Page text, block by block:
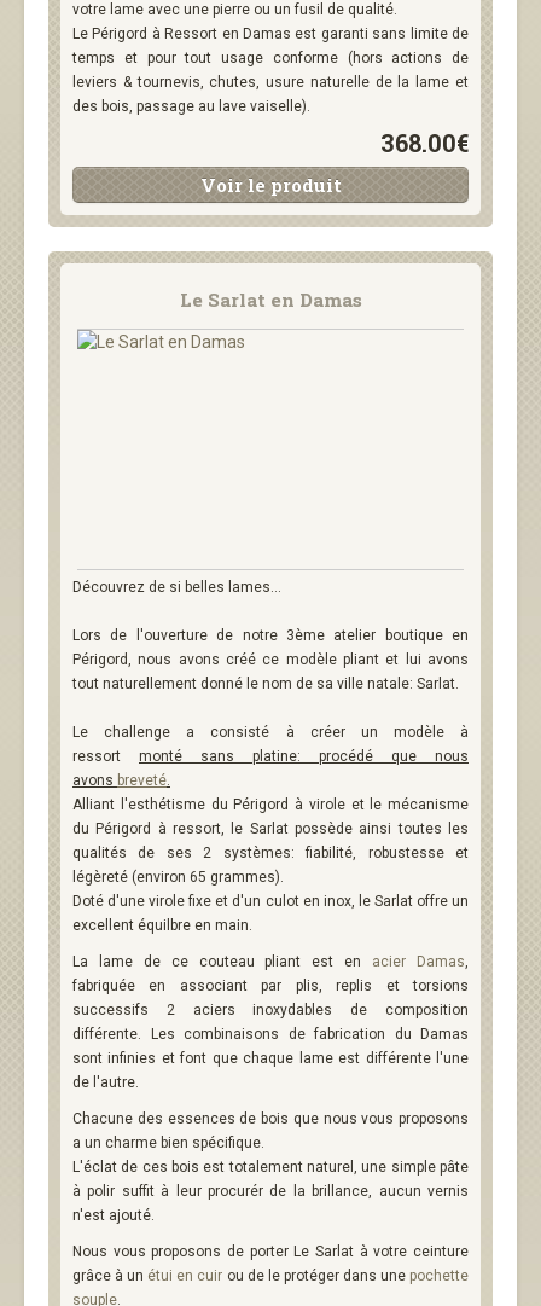
votre lame avec une pierre ou un fusil de qualité.
Le Périgord à Ressort en Damas est garanti sans limite de
temps et pour tout usage conforme (hors actions de
leviers & tournevis, chutes, usure naturelle de la lame et
des bois, passage au lave vaiselle).
368.00€
Voir le produit
Le Sarlat en Damas
Découvrez de si belles lames...
Lors de l'ouverture de notre 3ème atelier boutique en
Périgord, nous avons créé ce modèle pliant et lui avons
tout naturellement donné le nom de sa ville natale: Sarlat.
Le challenge a consisté à créer un modèle à
ressort monté sans platine: procédé que nous
avons breveté.
Alliant l'esthétisme du Périgord à virole et le mécanisme
du Périgord à ressort, le Sarlat possède ainsi toutes les
qualités de ses 2 systèmes: fiabilité, robustesse et
légèreté (environ 65 grammes).
Doté d'une virole fixe et d'un culot en inox, le Sarlat offre un
excellent équilbre en main.
La lame de ce couteau pliant est en acier Damas,
fabriquée en associant par plis, replis et torsions
successifs 2 aciers inoxydables de composition
différente. Les combinaisons de fabrication du Damas
sont infinies et font que chaque lame est différente l'une
de l'autre.
Chacune des essences de bois que nous vous proposons
a un charme bien spécifique.
L'éclat de ces bois est totalement naturel, une simple pâte
à polir suffit à leur procurér de la brillance, aucun vernis
n'est ajouté.
Nous vous proposons de porter Le Sarlat à votre ceinture
grâce à un étui en cuir ou de le protéger dans une pochette
souple.